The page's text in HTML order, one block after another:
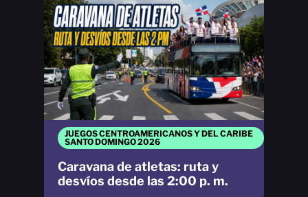
JUEGOS CENTROAMERICANOS Y DEL CARIBE
SANTO DOMINGO 2026
Caravana de atletas: ruta y
desvíos desde las 2:00 p. m.